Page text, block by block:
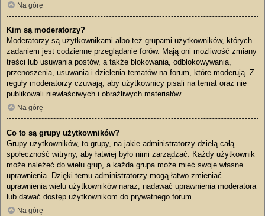
Na górę
Kim są moderatorzy?
Moderatorzy są użytkownikami albo też grupami użytkowników, których
zadaniem jest codzienne przeglądanie forów. Mają oni możliwość zmiany
treści lub usuwania postów, a także blokowania, odblokowywania,
przenoszenia, usuwania i dzielenia tematów na forum, które moderują. Z
reguły moderatorzy czuwają, aby użytkownicy pisali na temat oraz nie
publikowali niewłaściwych i obraźliwych materiałów.
Na górę
Co to są grupy użytkowników?
Grupy użytkowników, to grupy, na jakie administratorzy dzielą całą
społeczność witryny, aby łatwiej było nimi zarządzać. Każdy użytkownik
może należeć do wielu grup, a każda grupa może mieć swoje własne
uprawnienia. Dzięki temu administratorzy mogą łatwo zmieniać
uprawnienia wielu użytkowników naraz, nadawać uprawnienia moderatora
lub dawać dostęp użytkownikom do prywatnego forum.
Na górę